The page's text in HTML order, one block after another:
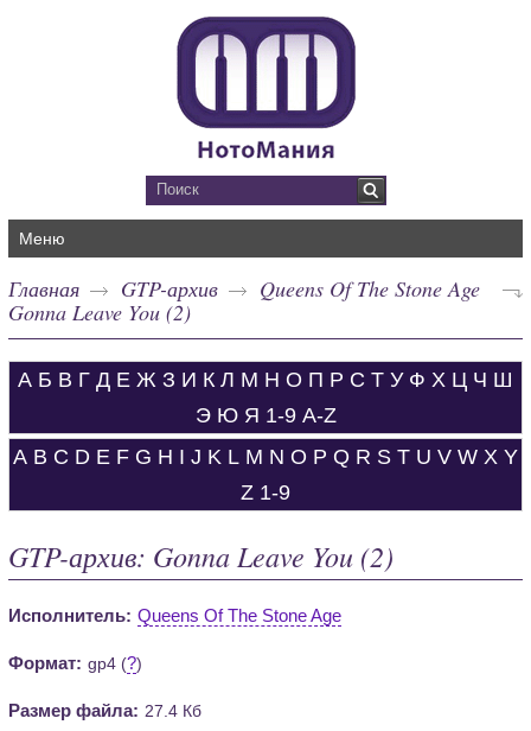
Меню
Главная GTP-архив
Queens Of The Stone Age
Gonna Leave You (2)
А Б В Г Д Е Ж З И К Л М Н О П Р С Т У Ф Х Ц Ч Ш
Э Ю Я 1-9 A-Z
A B C D E F G H I J K L M N O P Q R S T U V W X Y
Z 1-9
GTP-архив: Gonna Leave You (2)
Исполнитель: Queens Of The Stone Age
Формат: gp4 (?)
Размер файла: 27.4 Кб